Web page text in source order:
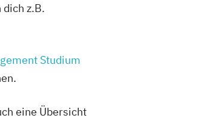
z.B.
Studium
eine Übersicht